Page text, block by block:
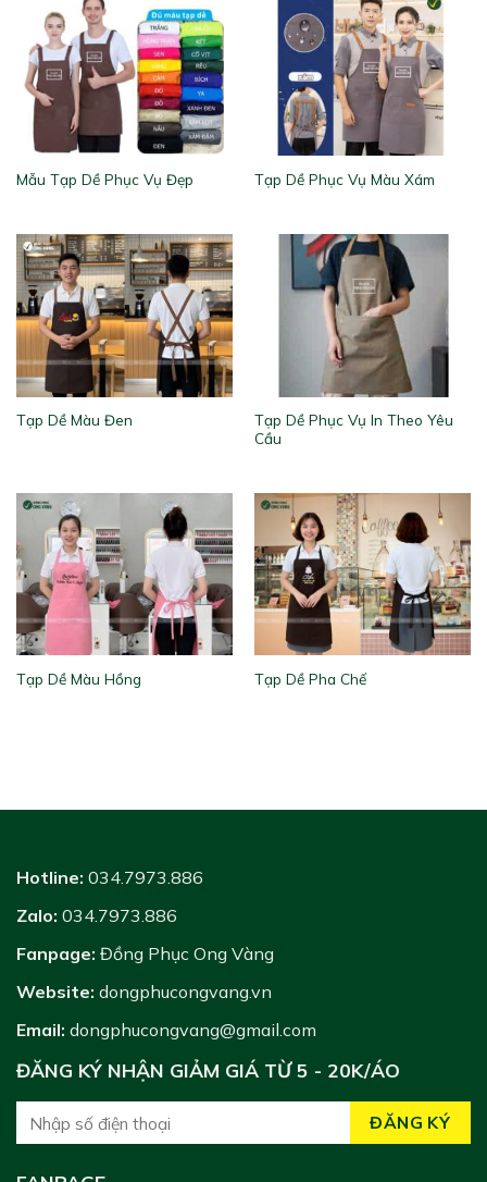
Mẫu Tạp Dề Phục Vụ Đẹp Tạp Dề Phục Vụ Màu Xám
Tạp Dề Màu Đen
Tạp Dề Phục Vụ In Theo Yêu
Cầu
Tạp Dề Màu Hồng Tạp Dề Pha Chế
Hotline: 034.7973.886
Zalo: 034.7973.886
Fanpage: Đồng Phục Ong Vàng
Website: dongphucongvang.vn
Email: dongphucongvang@gmail.com
ĐĂNG KÝ NHẬN GIẢM GIÁ TỪ 5 - 20K/ÁO